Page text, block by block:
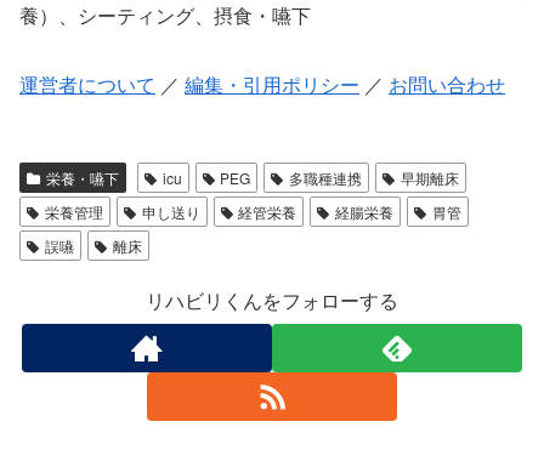
養）、シーティング、摂食・嚥下
運営者について ／ 編集・引用ポリシー ／ お問い合わせ
栄養・嚥下 icu PEG 多職種連携
早期離床
栄養管理
申し送り 経管栄養 経腸栄養
胃管
誤嚥
離床
リハビリくんをフォローする